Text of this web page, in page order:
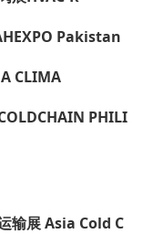
Pakistan
CLIMA
PHILI
输展 Asia Cold C